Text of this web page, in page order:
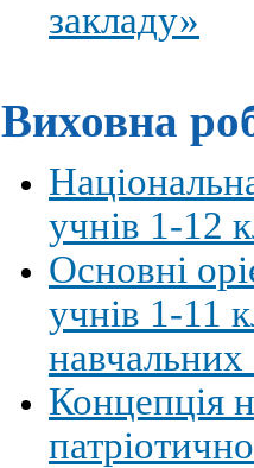
закладу»
Виховна
учнів 1-12
Основні
учнів 1-11
навчальних
Концепція